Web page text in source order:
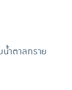
น้ำตาลทราย